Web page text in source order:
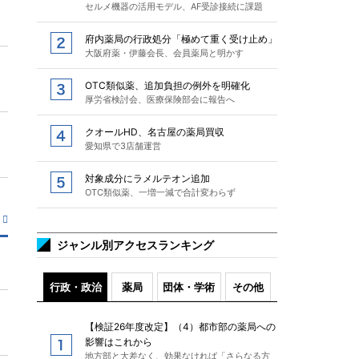
セルメ機器の活用モデル、AF受診接続に課題
府内薬局の行政処分「極めて重く受け止め」
大阪府薬・伊藤会長、会員薬局と明かす
OTC類似薬、追加負担の例外を明確化
厚労省検討会、医療保険部会に報告へ
クオールHD、名古屋の薬局買収
愛知県で3店舗運営
対象成分にラメルテオン追加
OTC類似薬、一増一減で合計変わらず
ジャンル別アクセスランキング
行政・政治 薬局 団体・学術 その他
【検証26年度改定】（4）都市部の薬局への
影響はこれから
地方部と大差なく、効果なければ「さらなる方